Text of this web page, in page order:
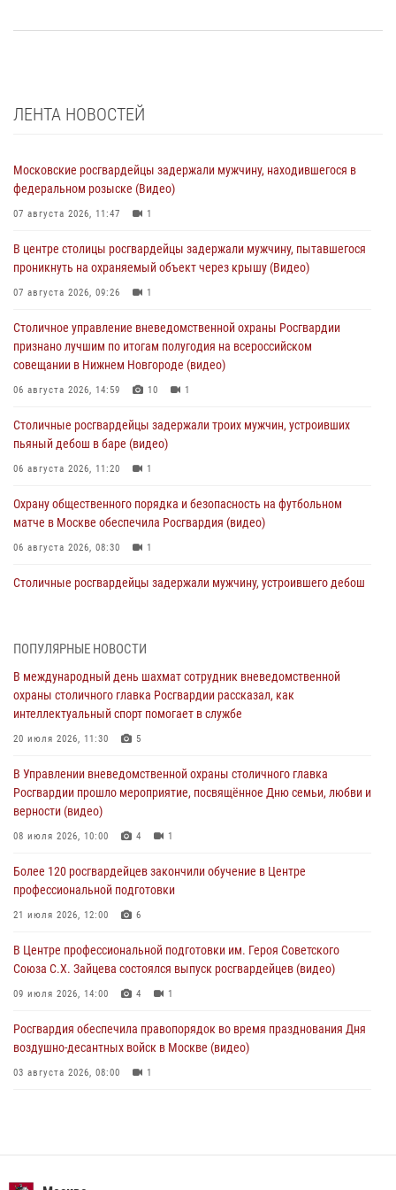
ЛЕНТА НОВОСТЕЙ
Московские росгвардейцы задержали мужчину, находившегося в
федеральном розыске (Видео)
07 августа 2026, 11:47 1
В центре столицы росгвардейцы задержали мужчину, пытавшегося
проникнуть на охраняемый объект через крышу (Видео)
07 августа 2026, 09:26 1
Столичное управление вневедомственной охраны Росгвардии
признано лучшим по итогам полугодия на всероссийском
совещании в Нижнем Новгороде (видео)
06 августа 2026, 14:59 10 1
Столичные росгвардейцы задержали троих мужчин, устроивших
пьяный дебош в баре (видео)
06 августа 2026, 11:20 1
Охрану общественного порядка и безопасность на футбольном
матче в Москве обеспечила Росгвардия (видео)
06 августа 2026, 08:30 1
Столичные росгвардейцы задержали мужчину, устроившего дебош
футбольного матча Кубка России (Видео)
05 августа 2026, 12:35
Делегация МВД Республики Беларусь ознакомилась с передовыми
04 августа 2026, 18:16
В столичном главке Росгвардии завершился чемпионат по самбо и
боевому самбо. (видео)
Офицер Росгвардии стал гостем прямого эфира на «Радио Москвы»
и рассказал о работе дежурных частей
ПОПУЛЯРНЫЕ НОВОСТИ
В международный день шахмат сотрудник вневедомственной
охраны столичного главка Росгвардии рассказал, как
интеллектуальный спорт помогает в службе
20 июля 2026, 11:30 5
В Управлении вневедомственной охраны столичного главка
Росгвардии прошло мероприятие, посвящённое Дню семьи, любви и
верности (видео)
08 июля 2026, 10:00 4 1
Более 120 росгвардейцев закончили обучение в Центре
профессиональной подготовки
21 июля 2026, 12:00 6
В Центре профессиональной подготовки им. Героя Советского
Союза С.Х. Зайцева состоялся выпуск росгвардейцев (видео)
09 июля 2026, 14:00 4 1
Росгвардия обеспечила правопорядок во время празднования Дня
воздушно-десантных войск в Москве (видео)
03 августа 2026, 08:00 1
Безопасность футбольного матча в Москве обеспечена при